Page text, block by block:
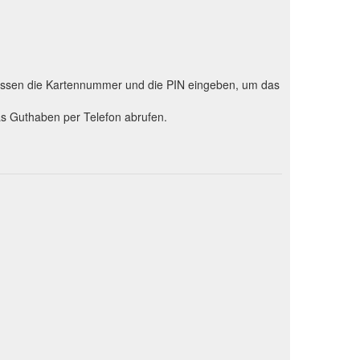
die Kartennummer und die PIN eingeben, um das
Guthaben per Telefon abrufen.